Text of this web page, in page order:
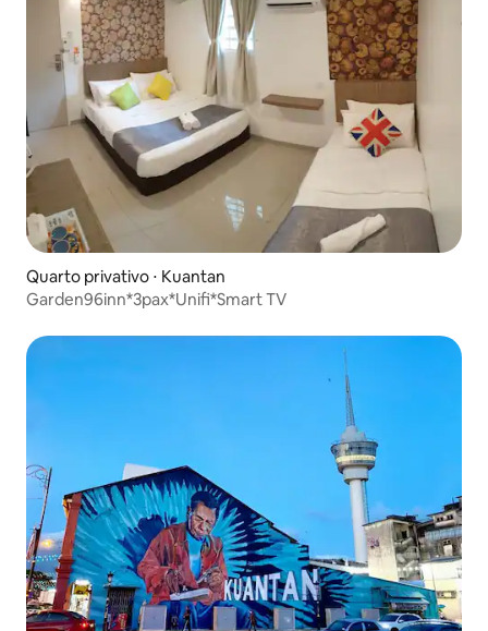
Quarto privativo ⋅ Kuantan
Garden96inn*3pax*Unifi*Smart TV